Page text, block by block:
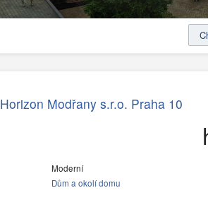
Horizon Modřany s.r.o. Praha 10
Moderní
Dům a okolí domu